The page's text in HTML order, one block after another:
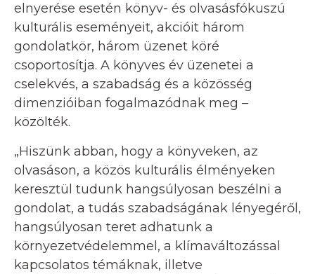
elnyerése esetén könyv- és olvasásfókuszú
kulturális eseményeit, akcióit három
gondolatkör, három üzenet köré
csoportosítja. A könyves év üzenetei a
cselekvés, a szabadság és a közösség
dimenzióiban fogalmazódnak meg –
közölték.
„Hiszünk abban, hogy a könyveken, az
olvasáson, a közös kulturális élményeken
keresztül tudunk hangsúlyosan beszélni a
gondolat, a tudás szabadságának lényegéről,
hangsúlyosan teret adhatunk a
környezetvédelemmel, a klímaváltozással
kapcsolatos témáknak, illetve